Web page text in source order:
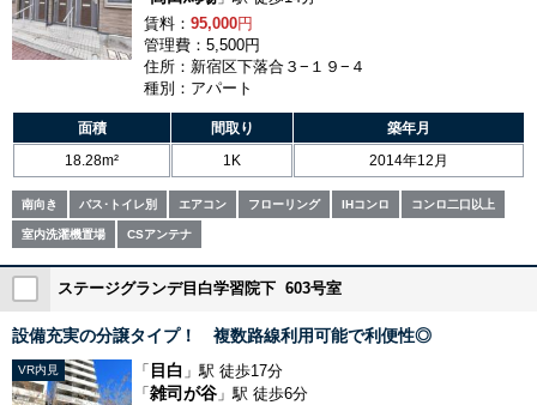
賃料： 95,000円
管理費：5,500円
住所：新宿区下落合３−１９−４
種別：アパート
面積 間取り
築年月
18.28m²
1K 2014年12月
南向き バス･トイレ別 エアコン フローリング IHコンロ コンロ二口以上
室内洗濯機置場 CSアンテナ
ステージグランデ目白学習院下 603号室
設備充実の分譲タイプ！ 複数路線利用可能で利便性◎
VR内見 「 目白 」駅 徒歩17分
「 雑司が谷 」駅 徒歩6分